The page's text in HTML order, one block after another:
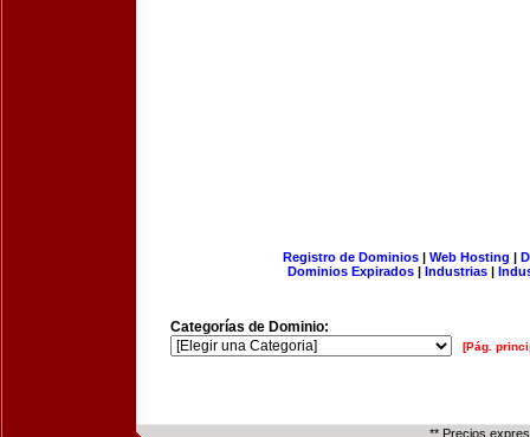
Registro de Dominios| Web Hosting |
Dominios Expirados | Industrias |
Categorías de Dominio:
[Pág.
** Precios